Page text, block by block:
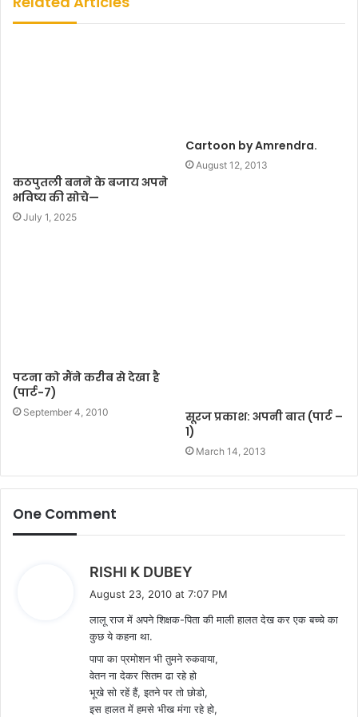
कठपुतली बनने के बजाय अपने
भविष्य की सोचे—
July 1, 2025
Cartoon by Amrendra.
August 12, 2013
पटना को मैंने करीब से देखा है
(पार्ट-7)
September 4, 2010
सूरज प्रकाश: अपनी बात (पार्ट –
1)
March 14, 2013
One Comment
RISHI K DUBEY
a
s
August 23, 2010 at 7:07 PM
लालू राज में अपने शिक्षक-पिता की माली हालत देख कर एक बच्चे का
कुछ ये कहना था.
पापा का प्रमोशन भी तुमने रुकवाया,
वेतन ना देकर सितम ढा रहे हो
भूखे सो रहें हैं, इतने पर तो छोडो,
इस हालत में हमसे भीख मंगा रहे हो,